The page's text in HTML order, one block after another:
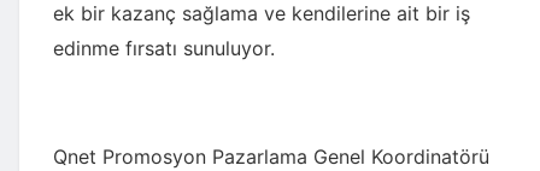
ek bir kazanç sağlama ve kendilerine ait bir iş
edinme fırsatı sunuluyor.
Qnet Promosyon Pazarlama Genel Koordinatörü